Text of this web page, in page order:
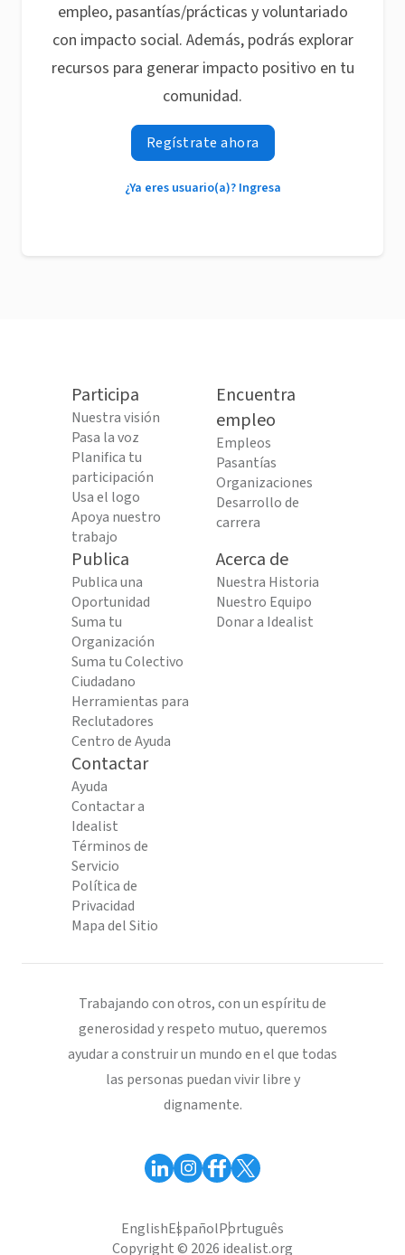
empleo, pasantías/prácticas y voluntariado
con impacto social. Además, podrás explorar
recursos para generar impacto positivo en tu
comunidad.
Regístrate ahora
¿Ya eres usuario(a)? Ingresa
Participa
Nuestra visión
Pasa la voz
Planifica tu
participación
Usa el logo
Apoya nuestro
trabajo
Encuentra
empleo
Empleos
Pasantías
Organizaciones
Desarrollo de
carrera
Publica
Publica una
Oportunidad
Suma tu
Organización
Suma tu Colectivo
Ciudadano
Herramientas para
Reclutadores
Centro de Ayuda
Acerca de
Nuestra Historia
Nuestro Equipo
Donar a Idealist
Contactar
Ayuda
Contactar a
Idealist
Términos de
Servicio
Política de
Privacidad
Mapa del Sitio
Trabajando con otros, con un espíritu de
generosidad y respeto mutuo, queremos
ayudar a construir un mundo en el que todas
las personas puedan vivir libre y
dignamente.
EnglishEspañolPortuguês
Copyright © 2026 idealist.org